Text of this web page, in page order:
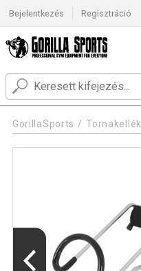
Bejelentkezés Regisztráció
GorillaSports Tornakellék